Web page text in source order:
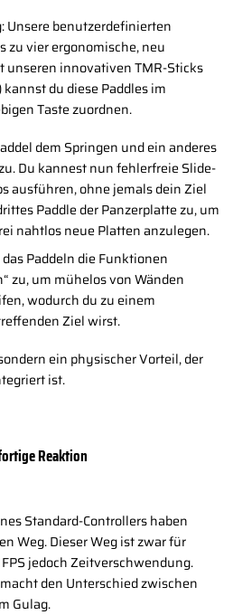
Unsere benutzerdefinierten
zu vier ergonomische, neu
unseren innovativen TMR-Sticks
du diese Paddles im
Taste zuordnen.
dem Springen und ein anderes
Du kannest nun fehlerfreie Slide-
ausführen, ohne jemals dein Ziel
Paddle der Panzerplatte zu, um
nahtlos neue Platten anzulegen.
Paddeln die Funktionen
zu, um mühelos von Wänden
wodurch du zu einem
Ziel wirst.
ein physischer Vorteil, der
ist.
Reaktion
Standard-Controllers haben
Weg. Dieser Weg ist zwar für
jedoch Zeitverschwendung.
den Unterschied zwischen
Gulag.